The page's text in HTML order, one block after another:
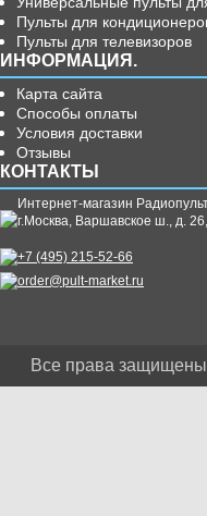
Пульты для
Пульты для телевизоров
ИНФОРМАЦИЯ.
Карта сайта
Способы оплаты
Условия доставки
Отзывы
КОНТАКТЫ
Интернет-магазин
г.Москва, Варшавское ш., д.
+7 (495) 215-52-66
order@pult-market.ru
Все права